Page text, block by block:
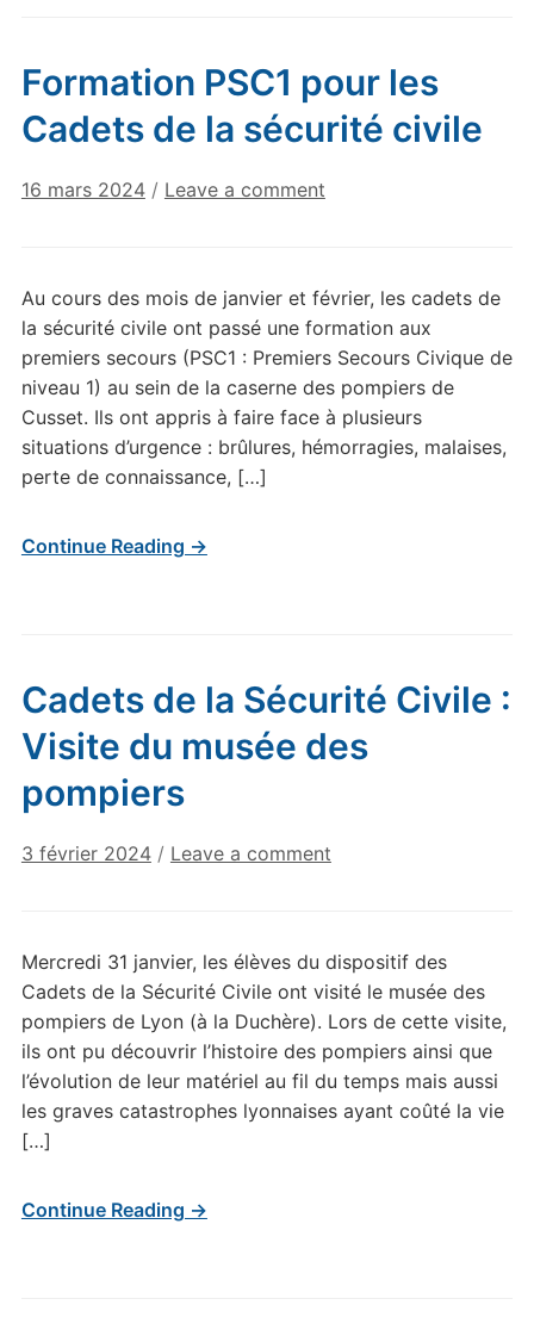
Formation PSC1 pour les
Cadets de la sécurité civile
16 mars 2024 / Leave a comment
Au cours des mois de janvier et février, les cadets de
la sécurité civile ont passé une formation aux
premiers secours (PSC1 : Premiers Secours Civique de
niveau 1) au sein de la caserne des pompiers de
Cusset. Ils ont appris à faire face à plusieurs
situations d’urgence : brûlures, hémorragies, malaises,
perte de connaissance, […]
Continue Reading →
Cadets de la Sécurité Civile :
Visite du musée des
pompiers
3 février 2024 / Leave a comment
Mercredi 31 janvier, les élèves du dispositif des
Cadets de la Sécurité Civile ont visité le musée des
pompiers de Lyon (à la Duchère). Lors de cette visite,
ils ont pu découvrir l’histoire des pompiers ainsi que
l’évolution de leur matériel au fil du temps mais aussi
les graves catastrophes lyonnaises ayant coûté la vie
[…]
Continue Reading →